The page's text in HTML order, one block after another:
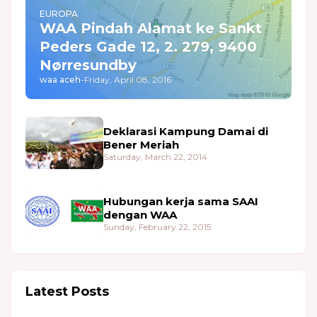
EUROPA
WAA Pindah Alamat ke Sankt
Peders Gade 12, 2. 279, 9400
Nørresundby
waa aceh-Friday, April 08, 2016
Deklarasi Kampung Damai di
Bener Meriah
Saturday, March 22, 2014
Hubungan kerja sama SAAI
dengan WAA
Sunday, February 22, 2015
Latest Posts